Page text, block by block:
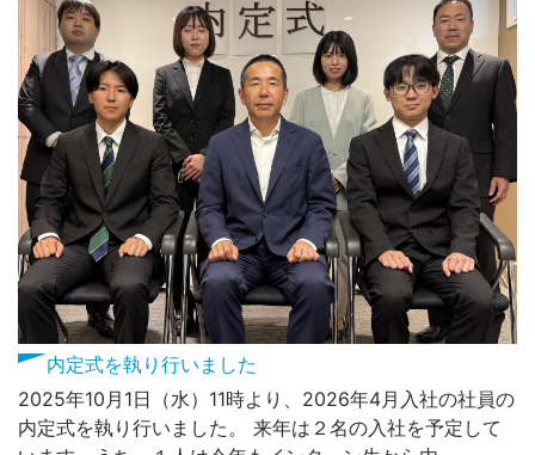
内定式を執り行いました
2025年10月1日（水）11時より、2026年4月入社の社員の
内定式を執り行いました。 来年は２名の入社を予定して